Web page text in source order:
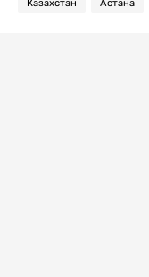
Казахстан Астана